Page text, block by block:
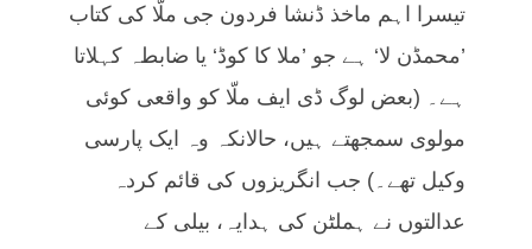
تیسرا اہم ماخذ ڈنشا فردون جی ملّا کی کتاب
’محمڈن لا‘ ہے جو ’ملا کا کوڈ‘ یا ضابطہ کہلاتا
ہے۔ (بعض لوگ ڈی ایف ملّا کو واقعی کوئی
مولوی سمجھتے ہیں، حالانکہ وہ ایک پارسی
وکیل تھے۔) جب انگریزوں کی قائم کردہ
عدالتوں نے ہملٹن کی ہدایہ، بیلی کے